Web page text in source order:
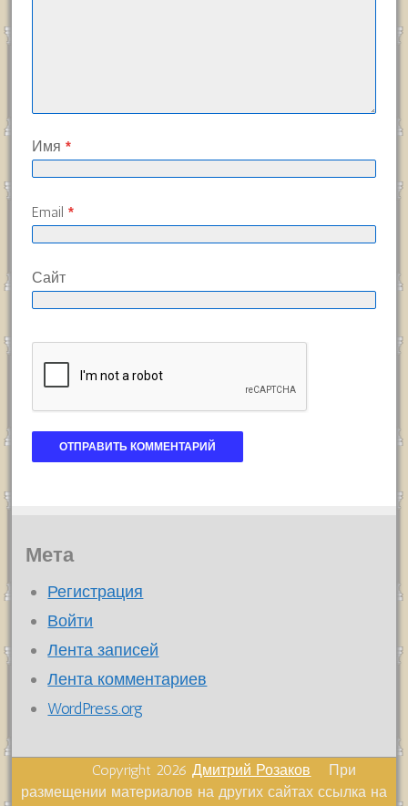
Имя *
Email *
Сайт
Мета
Регистрация
Войти
Лента записей
Лента комментариев
WordPress.org
Copyright 2026Дмитрий Розаков При
размещении материалов на других сайтах ссылка на